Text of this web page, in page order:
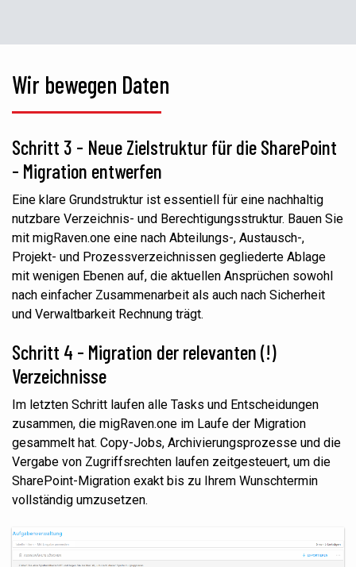
Wir bewegen Daten
Schritt 3 - Neue Zielstruktur für die SharePoint
- Migration entwerfen
Eine klare Grundstruktur ist essentiell für eine nachhaltig
nutzbare Verzeichnis- und Berechtigungsstruktur. Bauen Sie
mit migRaven.one eine nach Abteilungs-, Austausch-,
Projekt- und Prozessverzeichnissen gegliederte Ablage
mit wenigen Ebenen auf, die aktuellen Ansprüchen sowohl
nach einfacher Zusammenarbeit als auch nach Sicherheit
und Verwaltbarkeit Rechnung trägt.
Schritt 4 - Migration der relevanten (!)
Verzeichnisse
Im letzten Schritt laufen alle Tasks und Entscheidungen
zusammen, die migRaven.one im Laufe der Migration
gesammelt hat. Copy-Jobs, Archivierungsprozesse und die
Vergabe von Zugriffsrechten laufen zeitgesteuert, um die
SharePoint-Migration exakt bis zu Ihrem Wunschtermin
vollständig umzusetzen.